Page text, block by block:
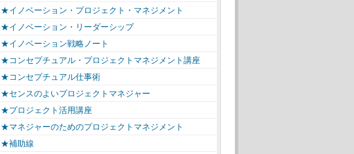
★イノベーション・プロジェクト・マネジメント
★イノベーション・リーダーシップ
★イノベーション戦略ノート
★コンセプチュアル・プロジェクトマネジメント講座
★コンセプチュアル仕事術
★センスのよいプロジェクトマネジャー
★プロジェクト活用講座
★マネジャーのためのプロジェクトマネジメント
★補助線